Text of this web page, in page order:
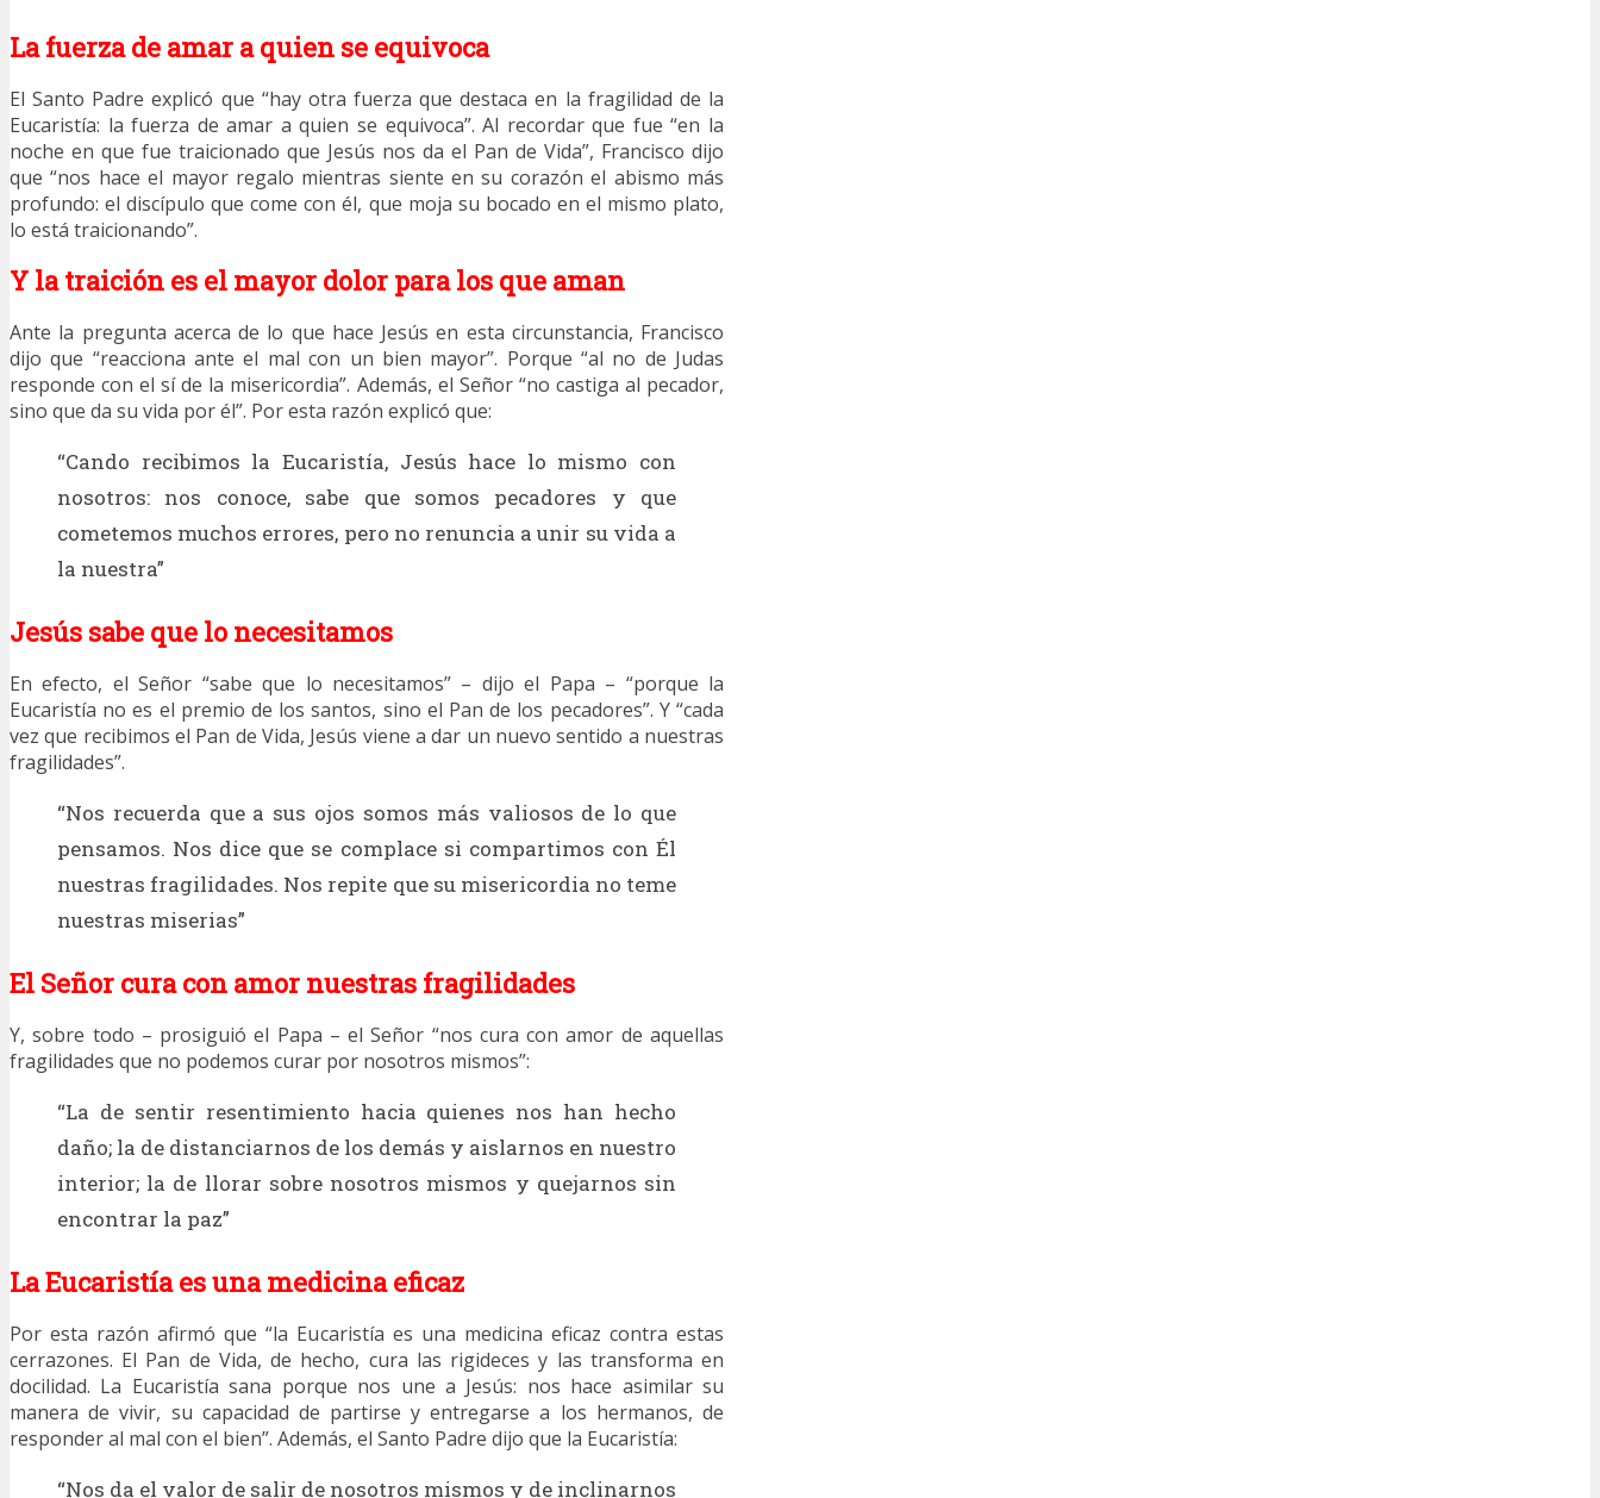
La fuerza de amar a quien se equivoca
El Santo Padre explicó que “hay otra fuerza que destaca en la fragilidad de la
Eucaristía: la fuerza de amar a quien se equivoca”. Al recordar que fue “en la
noche en que fue traicionado que Jesús nos da el Pan de Vida”, Francisco dijo
que “nos hace el mayor regalo mientras siente en su corazón el abismo más
profundo: el discípulo que come con él, que moja su bocado en el mismo plato,
lo está traicionando”.
Y la traición es el mayor dolor para los que aman
Ante la pregunta acerca de lo que hace Jesús en esta circunstancia, Francisco
dijo que “reacciona ante el mal con un bien mayor”. Porque “al no de Judas
responde con el sí de la misericordia”. Además, el Señor “no castiga al pecador,
sino que da su vida por él”. Por esta razón explicó que:
“Cando recibimos la Eucaristía, Jesús hace lo mismo con
nosotros: nos conoce, sabe que somos pecadores y que
cometemos muchos errores, pero no renuncia a unir su vida a
la nuestra”
Jesús sabe que lo necesitamos
En efecto, el Señor “sabe que lo necesitamos” – dijo el Papa – “porque la
Eucaristía no es el premio de los santos, sino el Pan de los pecadores”. Y “cada
vez que recibimos el Pan de Vida, Jesús viene a dar un nuevo sentido a nuestras
fragilidades”.
“Nos recuerda que a sus ojos somos más valiosos de lo que
pensamos. Nos dice que se complace si compartimos con Él
nuestras fragilidades. Nos repite que su misericordia no teme
nuestras miserias”
El Señor cura con amor nuestras fragilidades
Y, sobre todo – prosiguió el Papa – el Señor “nos cura con amor de aquellas
fragilidades que no podemos curar por nosotros mismos”:
“La de sentir resentimiento hacia quienes nos han hecho
daño; la de distanciarnos de los demás y aislarnos en nuestro
interior; la de llorar sobre nosotros mismos y quejarnos sin
encontrar la paz”
La Eucaristía es una medicina eficaz
Por esta razón afirmó que “la Eucaristía es una medicina eficaz contra estas
cerrazones. El Pan de Vida, de hecho, cura las rigideces y las transforma en
docilidad. La Eucaristía sana porque nos une a Jesús: nos hace asimilar su
manera de vivir, su capacidad de partirse y entregarse a los hermanos, de
responder al mal con el bien”. Además, el Santo Padre dijo que la Eucaristía:
“Nos da el valor de salir de nosotros mismos y de inclinarnos